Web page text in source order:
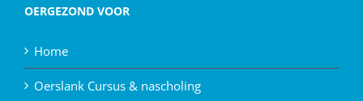
OERGEZOND VOOR
Home
Oerslank Cursus & nascholing